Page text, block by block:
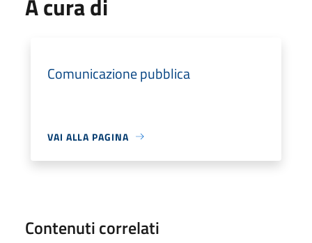
A cura di
Comunicazione pubblica
VAI ALLA PAGINA
Contenuti correlati